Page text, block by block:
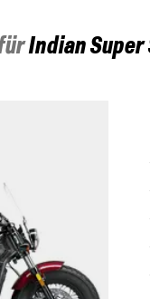
IndianSuper